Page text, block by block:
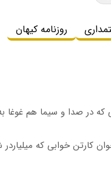
روزنامه کیهان
در صدا و سیما هم غوغا
کارتن خوابی که